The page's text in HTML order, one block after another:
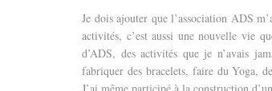
Je dois ajouter que l’association ADS
activités, c’est aussi une nouvelle vie
d’ADS, des activités que je n’avais
fabriquer des bracelets, faire du Yoga,